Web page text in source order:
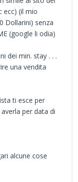
ecc) (il mio
Dollarini) senza
(google li odia)
dei min. stay . . .
una vendita
ti esce per
per data di
alcune cose